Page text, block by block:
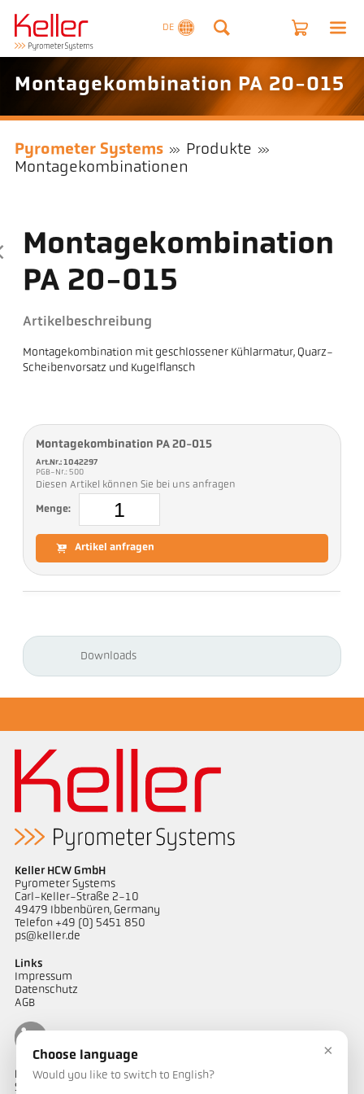
DE
Montagekombination PA 20-015
Pyrometer Systems
Produkte
Montagekombinationen
Montagekombination
PA 20-015
Artikelbeschreibung
Montagekombination mit geschlossener Kühlarmatur, Quarz-
Scheibenvorsatz und Kugelflansch
Montagekombination PA 20-015
Art.Nr.: 1042297
PGB-Nr.: 500
Diesen Artikel können Sie bei uns anfragen
Menge:
Artikel anfragen
Downloads
Keller HCW GmbH
Pyrometer Systems
Carl-Keller-Straße 2-10
49479 Ibbenbüren, Germany
Telefon +49 (0) 5451 850
ps@keller.de
Links
Impressum
Datenschutz
AGB
Kontakt
Sie haben Fragen zu unseren Temperaturmesslösungen oder ein
×
Choose language
Would you like to switch to English?